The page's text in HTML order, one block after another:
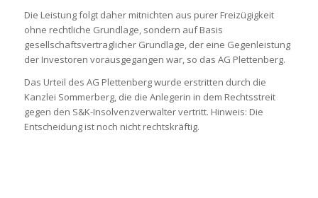
Die Leistung folgt daher mitnichten aus purer Freizügigkeit
ohne rechtliche Grundlage, sondern auf Basis
gesellschaftsvertraglicher Grundlage, der eine Gegenleistung
der Investoren vorausgegangen war, so das AG Plettenberg.
Das Urteil des AG Plettenberg wurde erstritten durch die
Kanzlei Sommerberg, die die Anlegerin in dem Rechtsstreit
gegen den S&K-Insolvenzverwalter vertritt. Hinweis: Die
Entscheidung ist noch nicht rechtskräftig.